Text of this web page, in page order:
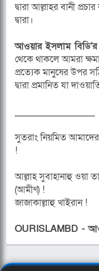
দ্বারা আল্লাহর বানী
দ্বারা।
আওয়ার ইসলাম বিডি'র
থেকে থাকলে আমরা
প্রত্যেক মানুষের উপর
দ্বারা প্রমানিত যা
সুতরাং নিয়মিত
!
আল্লাহ সুবাহানাহু ওয়া
(আমীণ) !
জাজাকাল্লাহু খাইরান !
OURISLAMBD -